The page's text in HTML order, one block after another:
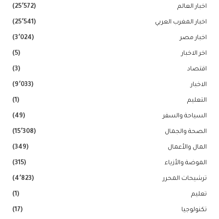
اخبار العالم (25٬572)
اخبار المغرب العربي (25٬541)
اخبار مصر (3٬024)
اخر الاخبار (5)
اقتصاد (3)
الاخبار (9٬033)
التعليم (1)
السياحة والسفر (49)
الصحة والجمال (15٬308)
المال والأعمال (349)
الموضة والأزياء (315)
ترشيحات المحرر (4٬823)
تعليم (1)
تكنولوجيا (17)